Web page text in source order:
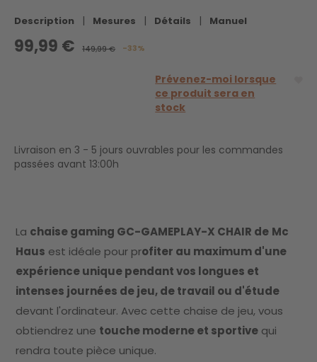
Description | Mesures | Détails | Manuel
99,99 € 149,99 € -33%
Prévenez-moi lorsque
ce produit sera en
stock
Livraison en 3 - 5 jours ouvrables pour les commandes
passées avant 13:00h
La chaise gaming GC-GAMEPLAY-X CHAIR de Mc
Haus est idéale pour profiter au maximum d'une
expérience unique pendant vos longues et
intenses journées de jeu, de travail ou d'étude
devant l'ordinateur. Avec cette chaise de jeu, vous
obtiendrez une touche moderne et sportive qui
rendra toute pièce unique.